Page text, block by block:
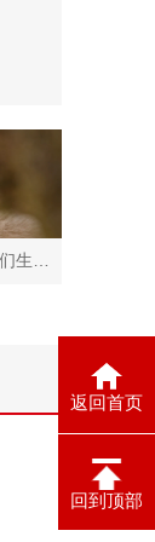
返回首页
回到顶部